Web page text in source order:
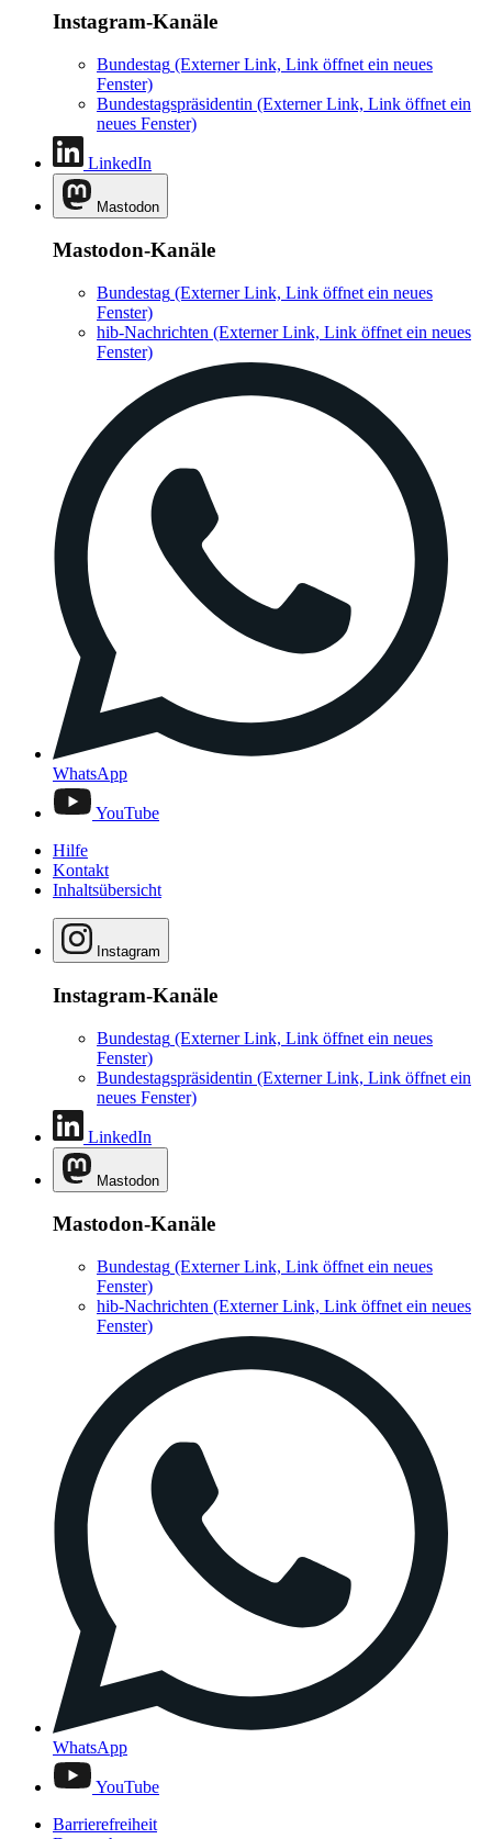
Instagram-Kanäle
Bundestag (Externer Link, Link öffnet ein neues
Fenster)
Bundestagspräsidentin (Externer Link, Link öffnet ein
neues Fenster)
LinkedIn
Mastodon
Mastodon-Kanäle
Bundestag (Externer Link, Link öffnet ein neues
Fenster)
hib-Nachrichten (Externer Link, Link öffnet ein neues
Fenster)
WhatsApp
YouTube
Hilfe
Kontakt
Inhaltsübersicht
Instagram
Instagram-Kanäle
Bundestag (Externer Link, Link öffnet ein neues
Fenster)
Bundestagspräsidentin (Externer Link, Link öffnet ein
neues Fenster)
LinkedIn
Mastodon
Mastodon-Kanäle
Bundestag (Externer Link, Link öffnet ein neues
Fenster)
hib-Nachrichten (Externer Link, Link öffnet ein neues
Fenster)
WhatsApp
YouTube
Barrierefreiheit